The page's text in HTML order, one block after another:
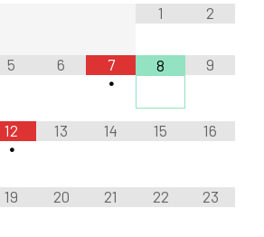
1
2
5 6
7
•
8 9
12
•
13 14 15 16
19 20 21 22 23